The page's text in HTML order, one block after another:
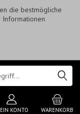
die bestmögliche
Informationen
WARENKORB
KONTO